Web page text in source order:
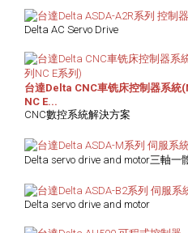
Delta AC Servo Drive
台達Delta CNC車铣床控制器系統
NC E...
CNC數控系統解決方案
Delta servo drive and motor三軸一
Delta servo drive and motor